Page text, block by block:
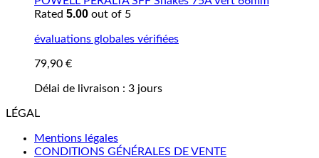
Rated 5.00 out of 5
évaluations globales vérifiées
79,90 €
Délai de livraison : 3 jours
LÉGAL
Mentions légales
CONDITIONS GÉNÉRALES DE VENTE